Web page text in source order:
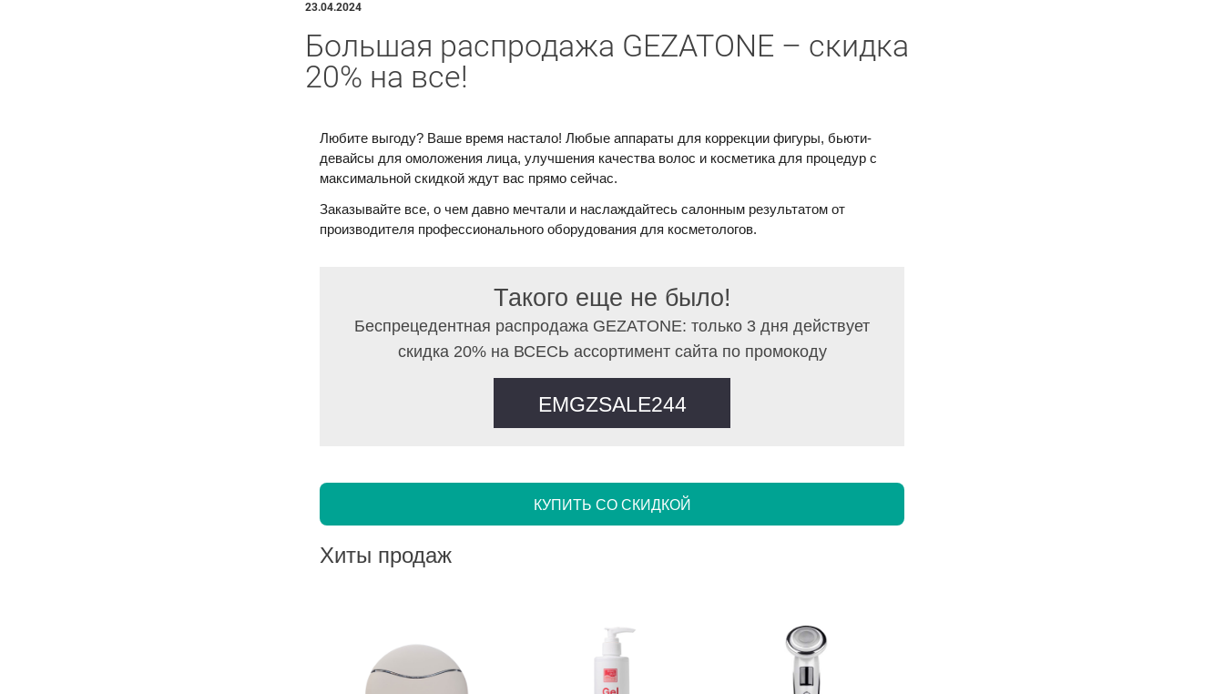
23.04.2024
Большая распродажа GEZATONE – скидка
20% на все!
Любите выгоду? Ваше время настало! Любые аппараты для коррекции фигуры, бьюти-
девайсы для омоложения лица, улучшения качества волос и косметика для процедур с
максимальной скидкой ждут вас прямо сейчас.
Заказывайте все, о чем давно мечтали и наслаждайтесь салонным результатом от
производителя профессионального оборудования для косметологов.
Такого еще не было!
Беспрецедентная распродажа GEZATONE: только 3 дня действует
скидка 20% на ВСЕСЬ ассортимент сайта по промокоду
EMGZSALE244
КУПИТЬ СО СКИДКОЙ
Хиты продаж